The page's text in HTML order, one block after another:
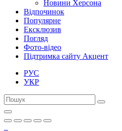
Новини Херсона
Відпочинок
Популярне
Ексклюзив
Погляд
Фото-відео
Підтримка сайту Акцент
РУС
УКР